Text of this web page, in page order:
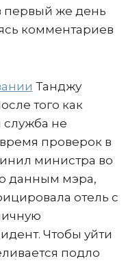
первый же день
комментариев
Танджу
того как
служба не
проверок в
министра во
данным мэра,
отель с
Чтобы уйти
подло